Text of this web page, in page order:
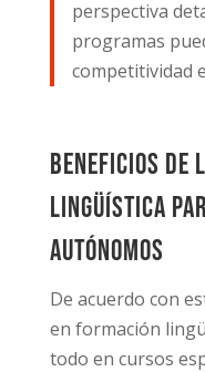
perspectiva
programas
competitividad
Beneficios de
lingüística
autónomos
De acuerdo con
en formación
todo en cursos